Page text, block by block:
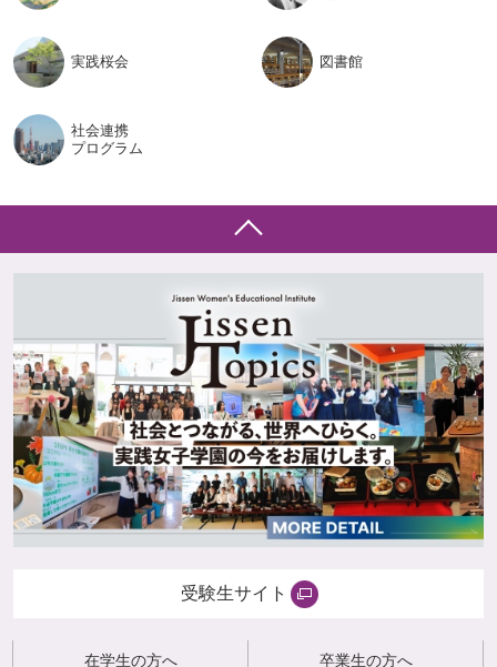
実践桜会 図書館
社会連携
プログラム
受験生サイト
在学生の方へ 卒業生の方へ